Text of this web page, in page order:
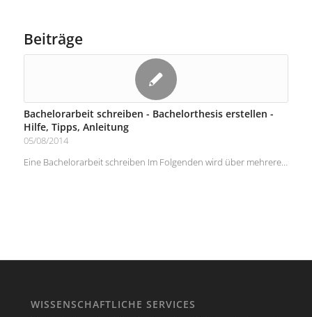
Beiträge
Bachelorarbeit schreiben - Bachelorthesis erstellen -
Hilfe, Tipps, Anleitung
05/08/2014
Eine Bachelorarbeit schreiben Im Folgenden wird über mehrere…
WISSENSCHAFTLICHE SERVICES